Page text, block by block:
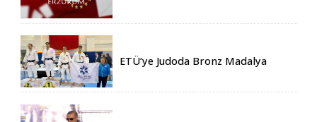
ETÜ’ye Judoda Bronz Madalya